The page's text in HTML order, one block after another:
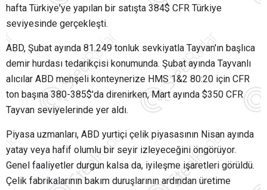
hafta Türkiye'ye yapılan bir satışta 384$ CFR Türkiye
seviyesinde gerçekleşti.
ABD, Şubat ayında 81.249 tonluk sevkiyatla Tayvan'ın başlıca
demir hurdası tedarikçisi konumunda. Şubat ayında Tayvanlı
alıcılar ABD menşeli konteynerize HMS 1&2 80:20 için CFR
ton başına 380-385$'da direnirken, Mart ayında $350 CFR
Tayvan seviyelerinde yer aldı.
Piyasa uzmanları, ABD yurtiçi çelik piyasasının Nisan ayında
yatay veya hafif olumlu bir seyir izleyeceğini öngörüyor.
Genel faaliyetler durgun kalsa da, iyileşme işaretleri görüldü.
Çelik fabrikalarının bakım duruşlarının ardından üretime